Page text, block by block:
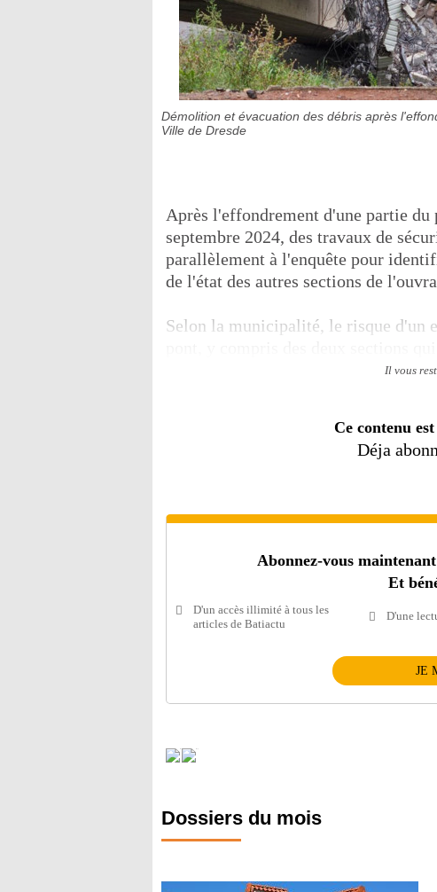
Démolition et évacuation des débris après
Ville de Dresde
Après l'effondrement d'une partie du
septembre 2024, des travaux de
parallèlement à l'enquête pour
de l'état des autres sections de
Selon la municipalité, le risque d'un
Il vous
Ce contenu
Déja
Abonnez-vous
Et
D'un accès illimité à tous les
articles de Batiactu
D'une
JE
Dossiers du mois